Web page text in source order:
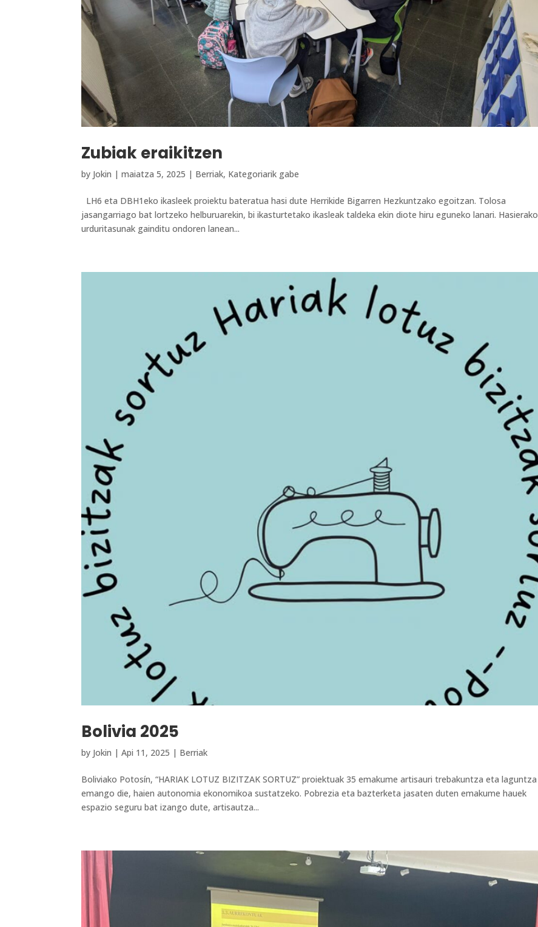
Zubiak eraikitzen
by Jokin |maiatza 5, 2025 | Berriak, Kategoriarik gabe
LH6 eta DBH1eko ikasleek proiektu bateratua hasi dute Herrikide Bigarren Hezkuntzako egoitzan. Tolosa
jasangarriago bat lortzeko helburuarekin, bi ikasturtetako ikasleak taldeka ekin diote hiru eguneko lanari. Hasierako
urduritasunak gainditu ondoren lanean...
Bolivia 2025
by Jokin |Api 11, 2025 | Berriak
Boliviako Potosín, “HARIAK LOTUZ BIZITZAK SORTUZ” proiektuak 35 emakume artisauri trebakuntza eta laguntza
emango die, haien autonomia ekonomikoa sustatzeko. Pobrezia eta bazterketa jasaten duten emakume hauek
espazio seguru bat izango dute, artisautza...